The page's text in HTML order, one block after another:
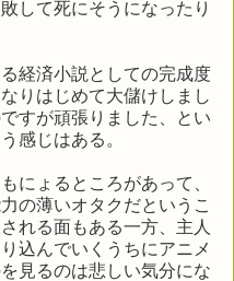
して死にそうになったり
経済小説としての完成度
りはじめて大儲けしまし
すが頑張りました、とい
感じはある。
にょるところがあって、
の薄いオタクだというこ
れる面もある一方、主人
込んでいくうちにアニメ
見るのは悲しい気分にな